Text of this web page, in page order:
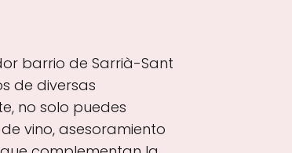
barrio de Sarrià-Sant
de diversas
no solo puedes
vino, asesoramiento